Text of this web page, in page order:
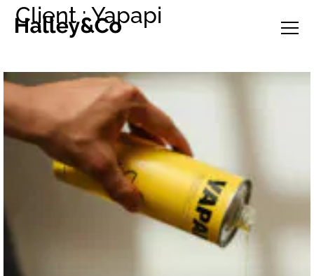
Projets
Studio
Clients
Client : Yapapi